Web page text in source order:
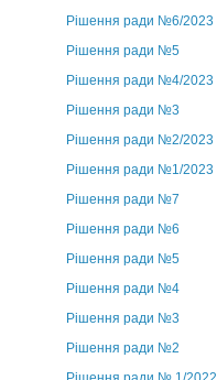
Рішення ради №6/2023
Рішення ради №5
Рішення ради №4/2023
Рішення ради №3
Рішення ради №2/2023
Рішення ради №1/2023
Рішення ради №7
Рішення ради №6
Рішення ради №5
Рішення ради №4
Рішення ради №3
Рішення ради №2